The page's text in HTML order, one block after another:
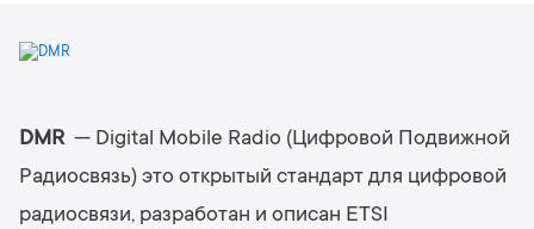
DMR — Digital Mobile Radio (Цифровой Подвижной
Радиосвязь) это открытый стандарт для цифровой
радиосвязи, разработан и описан ETSI